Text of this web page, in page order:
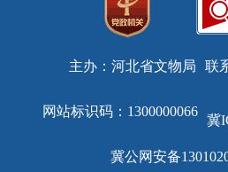
主办：河北省文物局 联
网站标识码：1300000066
冀
冀公网安备